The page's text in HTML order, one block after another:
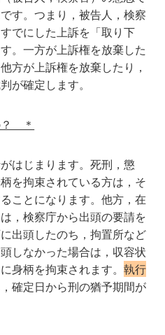
す。つまり，被告人，検察
でにした上訴を「取り下
。一方が上訴権を放棄した
方が上訴権を放棄したり，
が確定します。
？ ＊
はじまります。死刑，懲
を拘束されている方は，そ
ことになります。他方，在
，検察庁から出頭の要請を
出頭したのち，拘置所など
しなかった場合は，収容状
身柄を拘束されます。執行
確定日から刑の猶予期間が